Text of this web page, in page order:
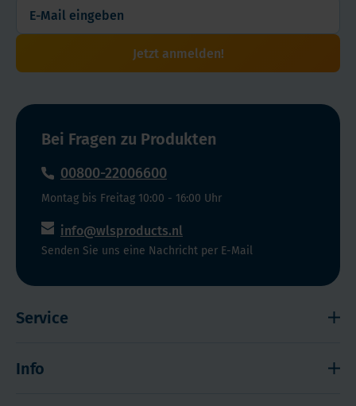
Jetzt anmelden!
Bei Fragen zu Produkten
00800-22006600
Montag bis Freitag 10:00 - 16:00 Uhr
info@wlsproducts.nl
Senden Sie uns eine Nachricht per E-Mail
Service
Info